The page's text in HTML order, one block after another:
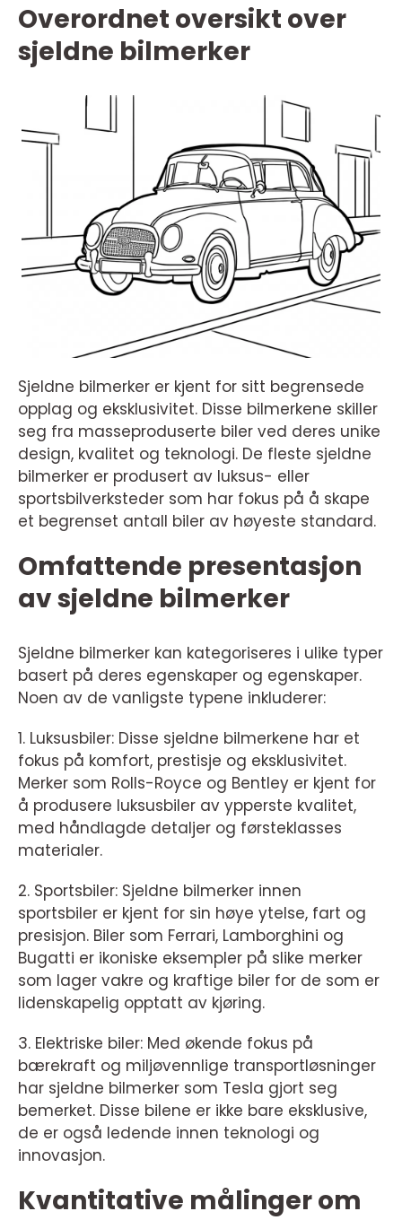
Overordnet oversikt over
sjeldne bilmerker
Sjeldne bilmerker er kjent for sitt begrensede
opplag og eksklusivitet. Disse bilmerkene skiller
seg fra masseproduserte biler ved deres unike
design, kvalitet og teknologi. De fleste sjeldne
bilmerker er produsert av luksus- eller
sportsbilverksteder som har fokus på å skape
et begrenset antall biler av høyeste standard.
Omfattende presentasjon
av sjeldne bilmerker
Sjeldne bilmerker kan kategoriseres i ulike typer
basert på deres egenskaper og egenskaper.
Noen av de vanligste typene inkluderer:
1. Luksusbiler: Disse sjeldne bilmerkene har et
fokus på komfort, prestisje og eksklusivitet.
Merker som Rolls-Royce og Bentley er kjent for
å produsere luksusbiler av ypperste kvalitet,
med håndlagde detaljer og førsteklasses
materialer.
2. Sportsbiler: Sjeldne bilmerker innen
sportsbiler er kjent for sin høye ytelse, fart og
presisjon. Biler som Ferrari, Lamborghini og
Bugatti er ikoniske eksempler på slike merker
som lager vakre og kraftige biler for de som er
lidenskapelig opptatt av kjøring.
3. Elektriske biler: Med økende fokus på
bærekraft og miljøvennlige transportløsninger
har sjeldne bilmerker som Tesla gjort seg
bemerket. Disse bilene er ikke bare eksklusive,
de er også ledende innen teknologi og
innovasjon.
Kvantitative målinger om